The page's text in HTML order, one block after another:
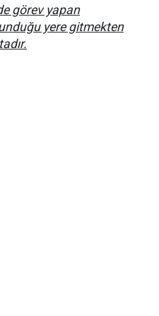
görev yapan
yere gitmekten